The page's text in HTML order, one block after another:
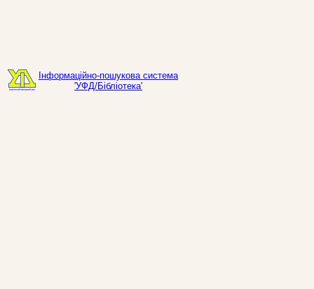
Інформаційно-пошукова система
'УФД/Бібліотека'